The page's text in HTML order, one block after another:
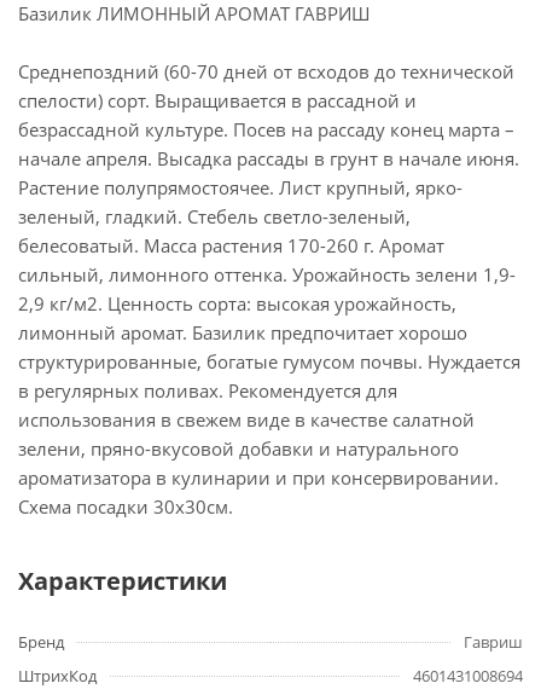
Базилик ЛИМОННЫЙ АРОМАТ ГАВРИШ
Среднепоздний (60-70 дней от всходов до технической
спелости) сорт. Выращивается в рассадной и
безрассадной культуре. Посев на рассаду конец марта –
начале апреля. Высадка рассады в грунт в начале июня.
Растение полупрямостоячее. Лист крупный, ярко-
зеленый, гладкий. Стебель светло-зеленый,
белесоватый. Масса растения 170-260 г. Аромат
сильный, лимонного оттенка. Урожайность зелени 1,9-
2,9 кг/м2. Ценность сорта: высокая урожайность,
лимонный аромат. Базилик предпочитает хорошо
структурированные, богатые гумусом почвы. Нуждается
в регулярных поливах. Рекомендуется для
использования в свежем виде в качестве салатной
зелени, пряно-вкусовой добавки и натурального
ароматизатора в кулинарии и при консервировании.
Схема посадки 30х30см.
Характеристики
Бренд
Гавриш
ШтрихКод
4601431008694